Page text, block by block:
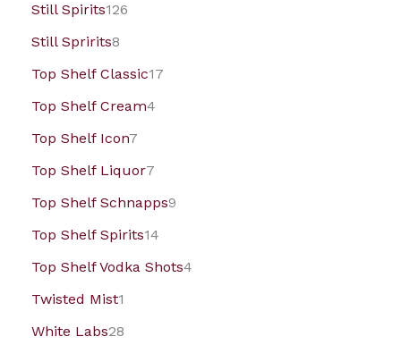
Still Spirits126
Still Spririts8
Top Shelf Classic17
Top Shelf Cream4
Top Shelf Icon7
Top Shelf Liquor7
Top Shelf Schnapps9
Top Shelf Spirits14
Top Shelf Vodka Shots4
Twisted Mist1
White Labs28